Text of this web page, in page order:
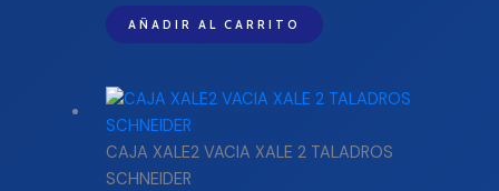
AÑADIR AL CARRITO
CAJA XALE2 VACIA XALE 2 TALADROS
SCHNEIDER